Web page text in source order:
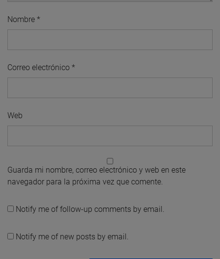
Nombre *
Correo electrónico *
Web
Guarda mi nombre, correo electrónico y web en este
navegador para la próxima vez que comente.
Notify me of follow-up comments by email.
Notify me of new posts by email.